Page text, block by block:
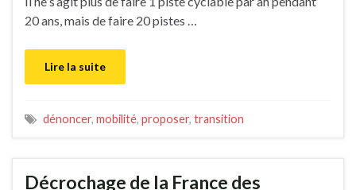
20 ans, mais de faire 20 pistes …
Lire la suite
dénoncer, mobilité, proposer, transition
Décrochage de la France des